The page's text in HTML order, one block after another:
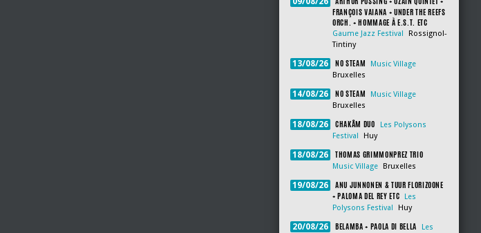
FRANÇOIS VAIANA + UNDER THE REEFS
ORCH. + HOMMAGE À E.S.T. ETC
Gaume Jazz Festival
Rossignol-
Tintiny
13/08/26 NO STEAM
Music Village
Bruxelles
14/08/26 NO STEAM
Music Village
Bruxelles
18/08/26 CHAKÂM DUO
Les Polysons
Festival
Huy
18/08/26 THOMAS GRIMMONPREZ TRIO
Music Village Bruxelles
19/08/26
ANU JUNNONEN & TUUR FLORIZOONE
+ PALOMA DEL REY ETC
Les
Polysons Festival
Huy
20/08/26 BELAMBA + PAOLA DI BELLA
Les